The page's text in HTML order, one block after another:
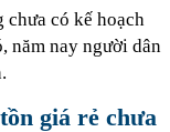
có kế hoạch
năm nay người dân
giá rẻ chưa